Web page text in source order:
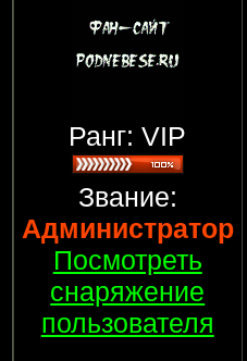
Ранг: VIP
Звание:
Администратор
Посмотреть
снаряжение
пользователя